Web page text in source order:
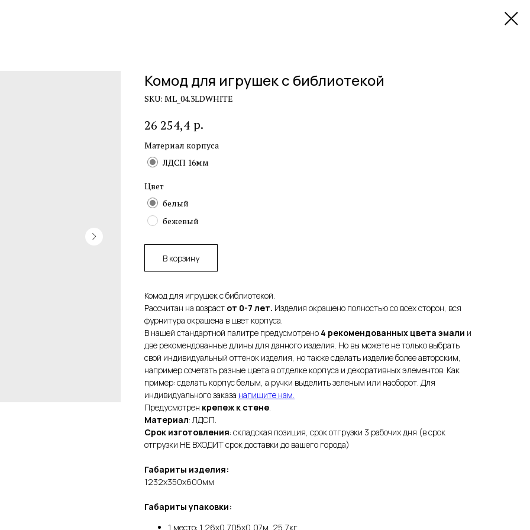
Комод для игрушек с библиотекой
SKU: ML_04.3LDWHITE
26 254,4 р.
Материал корпуса
ЛДСП 16мм
Цвет
белый
бежевый
В корзину
Комод для игрушек с библиотекой.
Рассчитан на возраст от 0-7 лет. Изделия окрашено полностью со всех сторон, вся
фурнитура окрашена в цвет корпуса.
В нашей стандартной палитре предусмотрено 4 рекомендованных цвета эмали и
две рекомендованные длины для данного изделия. Но вы можете не только выбрать
свой индивидуальный оттенок изделия, но также сделать изделие более авторским,
например сочетать разные цвета в отделке корпуса и декоративных элементов. Как
пример: сделать корпус белым, а ручки выделить зеленым или наоборот. Для
индивидуального заказа напишите нам.
Предусмотрен крепеж к стене.
Материал: ЛДСП.
Срок изготовления: складская позиция, срок отгрузки 3 рабочих дня (в срок
отгрузки НЕ ВХОДИТ срок доставки до вашего города)
Габариты изделия:
1232х350х600мм
Габариты упаковки:
1 место: 1,26х0,705х0,07м, 25,7кг